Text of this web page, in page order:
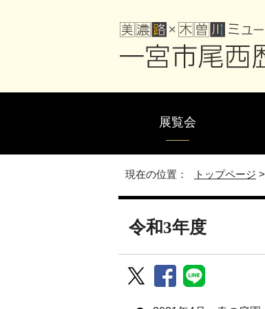
展覧会
現在の位置： トップページ >
令和3年度